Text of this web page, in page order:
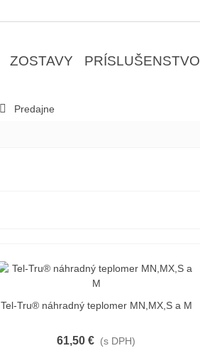
ZOSTAVY PRÍSLUŠENSTVO
Predajne
Vložiť do košíka
Tel-Tru® náhradný teplomer MN,MX,S a M
61,50 € (s DPH)